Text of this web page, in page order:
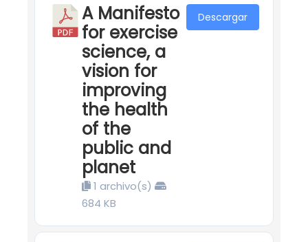
A Manifesto
for exercise
science, a
vision for
improving
the health
of the
public and
planet
1 archivo(s)
684 KB
Descargar